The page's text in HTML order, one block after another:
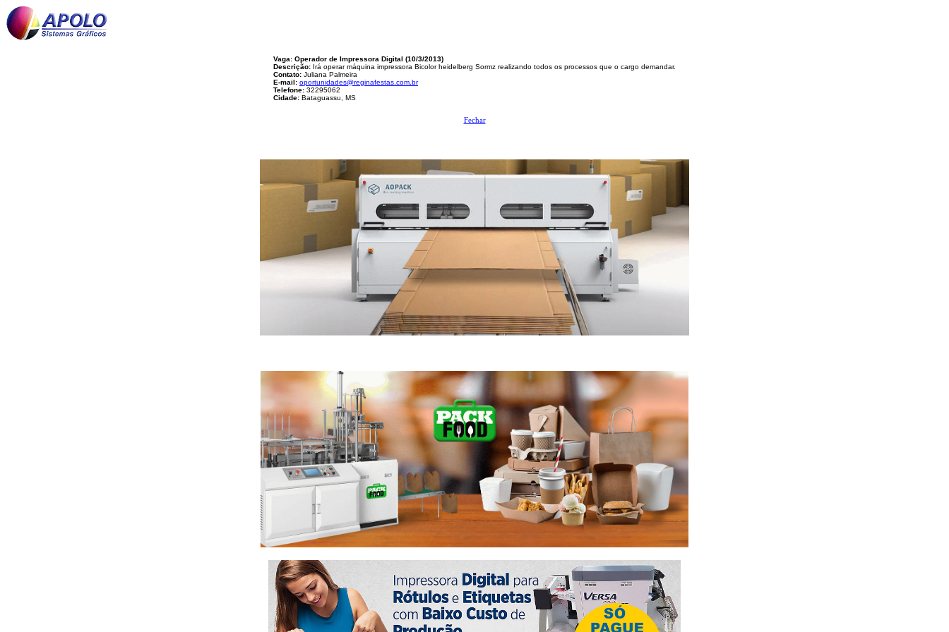
Vaga: Operador de Impressora Digital (10/3/2013)
Descrição: Irá operar máquina impressora Bicolor heidelberg Sormz realizando todos os processos que o cargo demandar.
Contato: Juliana Palmeira
E-mail: oportunidades@reginafestas.com.br
Telefone: 32295062
Cidade: Bataguassu, MS
Fechar